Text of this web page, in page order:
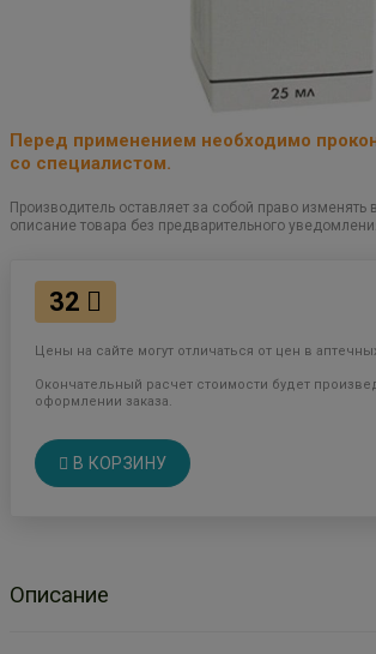
Перед применением необходимо
со специалистом.
Производитель оставляет за собой право изменять
описание товара без предварительного
32
Цены на сайте могут отличаться от цен в
Окончательный расчет стоимости будет
оформлении заказа.
В КОРЗИНУ
Описание